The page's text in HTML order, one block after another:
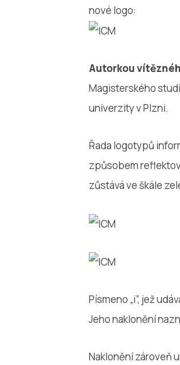
nové logo:
Autorkou
Magisterského
univerzity v Plzni.
Řada logotypů
způsobem
zůstává ve škále
Písmeno „i”, jež
Jeho naklonění
Naklonění zároveň